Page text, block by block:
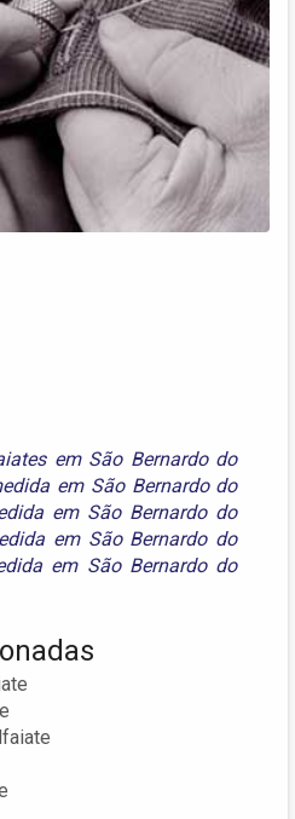
em São Bernardo do
em São Bernardo do
em São Bernardo do
em São Bernardo do
em São Bernardo do